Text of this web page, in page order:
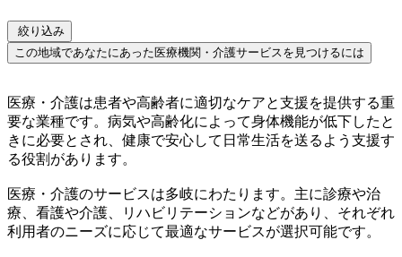
絞り込み
この地域であなたにあった医療機関・介護サービスを見つけるには
医療・介護は患者や高齢者に適切なケアと支援を提供する重
要な業種です。病気や高齢化によって身体機能が低下したと
きに必要とされ、健康で安心して日常生活を送るよう支援す
る役割があります。
医療・介護のサービスは多岐にわたります。主に診療や治
療、看護や介護、リハビリテーションなどがあり、それぞれ
利用者のニーズに応じて最適なサービスが選択可能です。